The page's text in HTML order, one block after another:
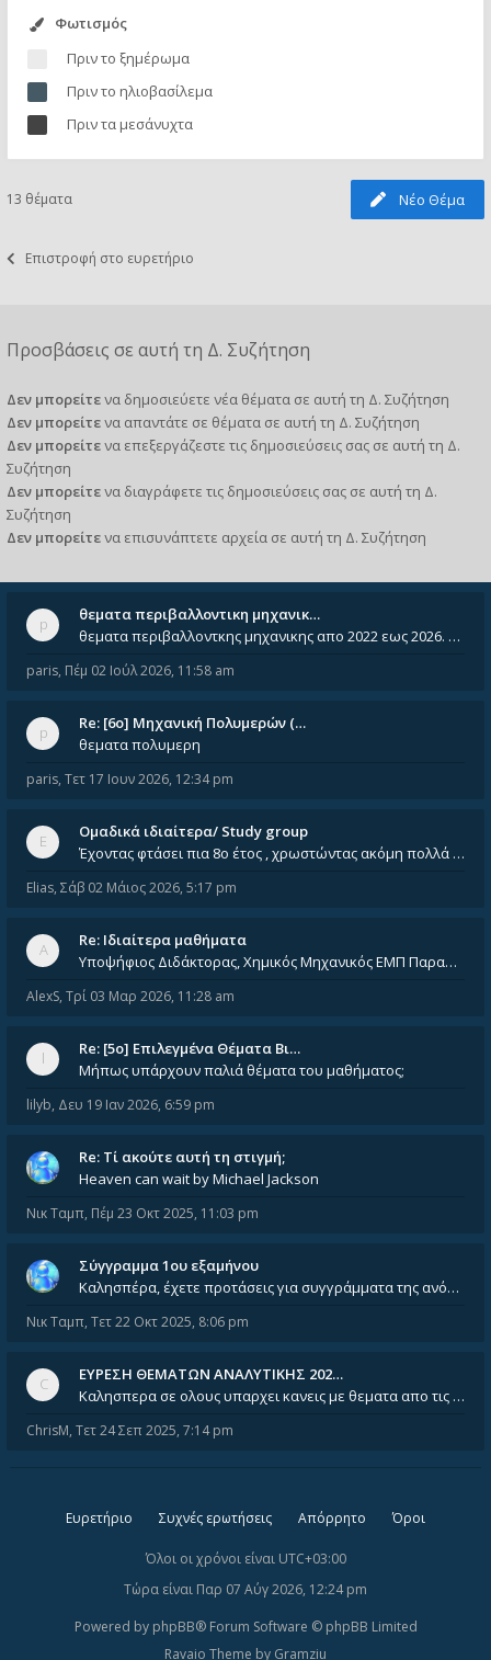
Φωτισμός
Πριν το ξημέρωμα
Πριν το ηλιοβασίλεμα
Πριν τα μεσάνυχτα
Νέο Θέμα
13 θέματα
Επιστροφή στο ευρετήριο
Προσβάσεις σε αυτή τη Δ. Συζήτηση
Δεν μπορείτενα δημοσιεύετε νέα θέματα σε αυτή τη Δ. Συζήτηση
Δεν μπορείτενα απαντάτε σε θέματα σε αυτή τη Δ. Συζήτηση
Δεν μπορείτενα επεξεργάζεστε τις δημοσιεύσεις σας σε αυτή τη Δ.
Συζήτηση
Δεν μπορείτενα διαγράφετε τις δημοσιεύσεις σας σε αυτή τη Δ.
Συζήτηση
Δεν μπορείτενα επισυνάπτετε αρχεία σε αυτή τη Δ. Συζήτηση
θεματα περιβαλλοντικη μηχανικ…
θεματα περιβαλλοντκης μηχανικης απο 2022 εως 2026. Δεν ειναι μεσα του Σεπτεμβιου του 2025. Αν τα εχει καποιος ας τα ανε
paris, Πέμ 02 Ιούλ 2026, 11:58 am
Re: [6o] Mηχανική Πολυμερών (…
θεματα πολυμερη
paris, Τετ 17 Ιουν 2026, 12:34 pm
Ομαδικά ιδιαίτερα/ Study group
Έχοντας φτάσει πια 8ο έτος , χρωστώντας ακόμη πολλά και χωρίς καμία όρεξη ούτε να διαβάσω μόνος μου ούτε να παρακολουθήσ
Elias, Σάβ 02 Μάιος 2026, 5:17 pm
Re: Ιδιαίτερα μαθήματα
Υποψήφιος Διδάκτορας, Χημικός Μηχανικός ΕΜΠ Παραδίδω ιδιαίτερα μαθήματα μέσης και ανώτατης εκπαίδευσης σε θετικές και τε
AlexS, Τρί 03 Μαρ 2026, 11:28 am
Re: [5ο] Επιλεγμένα Θέματα Βι…
Μήπως υπάρχουν παλιά θέματα του μαθήματος;
lilyb, Δευ 19 Ιαν 2026, 6:59 pm
Re: Tί ακούτε αυτή τη στιγμή;
Heaven can wait by Michael Jackson
Νικ Ταμπ, Πέμ 23 Οκτ 2025, 11:03 pm
Σύγγραμμα 1ου εξαμήνου
Καλησπέρα, έχετε προτάσεις για συγγράμματα της ανόργανης χημείας? Είμαι ανάμεσα σε Λιοδάκη, Chung και Atkins
Νικ Ταμπ, Τετ 22 Οκτ 2025, 8:06 pm
ΕΥΡΕΣΗ ΘΕΜΑΤΩΝ ΑΝΑΛΥΤΙΚΗΣ 202…
Καλησπερα σε ολους υπαρχει κανεις με θεματα απο τις εξετασεις του ιουνιου και σεπτεμβρίου για την αναλυτικη χημεια
ChrisM, Τετ 24 Σεπ 2025, 7:14 pm
Ευρετήριο Συχνές ερωτήσεις Απόρρητο Όροι
Όλοι οι χρόνοι είναι UTC+03:00
Τώρα είναι Παρ 07 Αύγ 2026, 12:24 pm
Powered by phpBB® Forum Software © phpBB Limited
Ravaio Theme by Gramziu